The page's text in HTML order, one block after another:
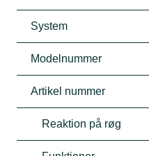
System
Modelnummer
Artikel nummer
Reaktion på røg